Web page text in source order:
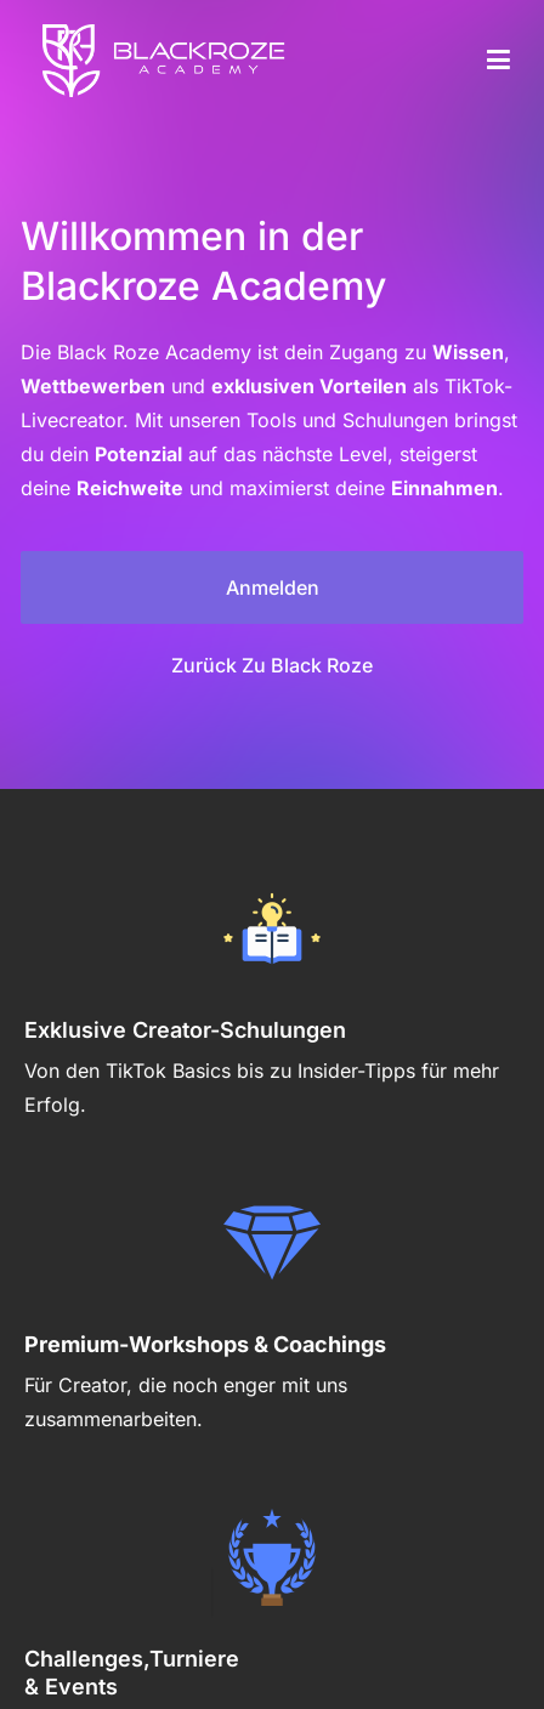
Willkommen in der
Blackroze Academy
Die Black Roze Academy ist dein Zugang zu Wissen,
Wettbewerben und exklusiven Vorteilen als TikTok-
Livecreator. Mit unseren Tools und Schulungen bringst
du dein Potenzial auf das nächste Level, steigerst
deine Reichweite und maximierst deine Einnahmen.
Anmelden
Zurück Zu Black Roze
Exklusive Creator-Schulungen
Von den TikTok Basics bis zu Insider-Tipps für mehr
Erfolg.
Premium-Workshops & Coachings
Für Creator, die noch enger mit uns
zusammenarbeiten.
Challenges,Turniere
& Events